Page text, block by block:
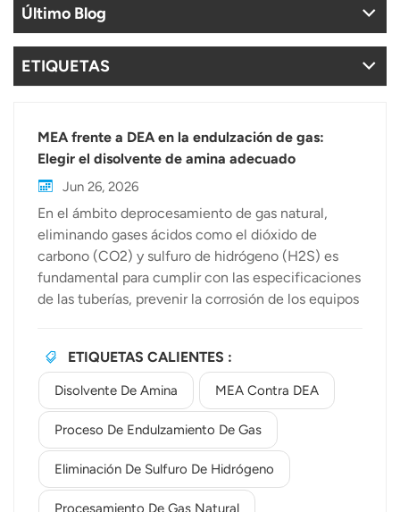
Último Blog
ETIQUETAS
MEA frente a DEA en la endulzación de gas:
Elegir el disolvente de amina adecuado
Jun 26, 2026
En el ámbito deprocesamiento de gas natural,
eliminando gases ácidos como el dióxido de
carbono (CO2​) y sulfuro de hidrógeno (H2​S) es
fundamental para cumplir con las especificaciones
de las tuberías, prevenir la corrosión de los equipos
elproceso de endulzamiento de gas, depende en
gran medida de la absorción química. Entre las
diversas tecnologías disponibles, las alcanolaminas
siguen siendo el estándar de la industria. Sin
embargo, elegir la adecuadadisolvente de
aminapuede impactar significativamente la
eficiencia operativa y la rentabilidad de su planta.
ETIQUETAS CALIENTES :
Disolvente De Amina MEA Contra DEA
Proceso De Endulzamiento De Gas
Eliminación De Sulfuro De Hidrógeno
Procesamiento De Gas Natural